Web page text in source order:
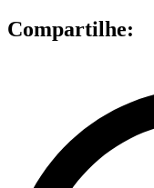
Compartilhe: